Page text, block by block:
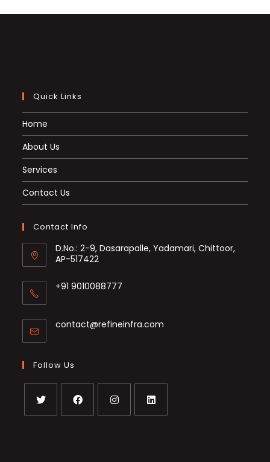
Quick Links
Home
About Us
Services
Contact Us
Contact Info
D.No.: 2-9, Dasarapalle, Yadamari, Chittoor,
AP-517422
+91 9010088777
your
contact@refineinfra.com
Follow Us